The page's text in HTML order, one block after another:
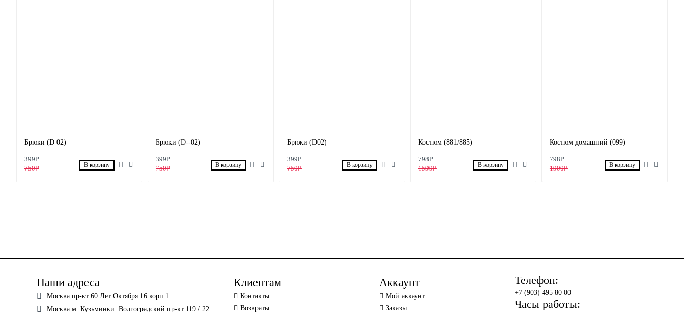
Брюки (D 02)
399₽
750₽
В корзину
Брюки (D--02)
399₽
750₽
В корзину
Брюки (D02)
399₽
750₽
В корзину
Костюм (881/885)
798₽
1599₽
В корзину
Костюм домашний (099)
798₽
1900₽
В корзину
Наши адреса
Москва пр-кт 60 Лет Октября 16 корп 1
Москва м. Кузьминки. Волгоградский пр-кт 119 / 22
Клиентам
Контакты
Возвраты
Аккаунт
Мой аккаунт
Заказы
Телефон:
+7 (903) 495 80 00
Часы работы: